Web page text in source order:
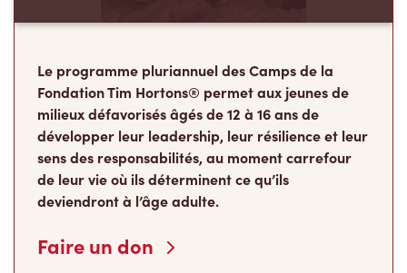
Le programme pluriannuel des Camps de la
milieux défavorisés âgés de 12 à 16 ans de
développer leur leadership, leur résilience et leur
sens des responsabilités, au moment carrefour
de leur vie où ils déterminent ce qu’ils
deviendront à l’âge adulte.
Faire un don